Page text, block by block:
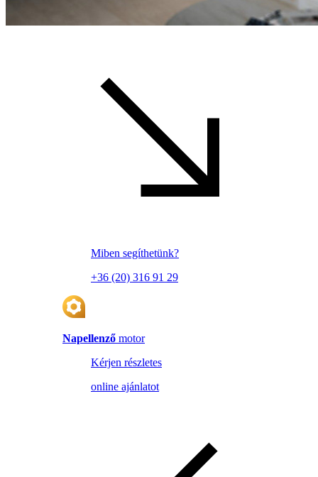
Miben segíthetünk?
+36 (20) 316 91 29
Napellenző motor
Kérjen részletes
online ajánlatot